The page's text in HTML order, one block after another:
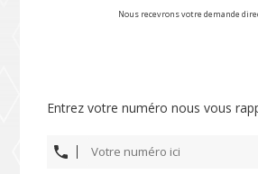
Nous recevrons votre demande
Entrez votre numéro nous vous